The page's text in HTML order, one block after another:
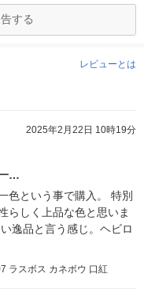
する
レビューとは
2025年2月22日 10時19分
…
色という事で購入。 特別
らしく上品な色と思いま
逸品と言う感じ。ヘビロ
ラスボス カネボウ 口紅